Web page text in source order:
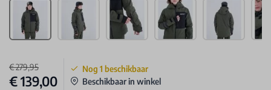
€ 279,95
€ 139,00
Nog 1 beschikbaar
Beschikbaar in winkel